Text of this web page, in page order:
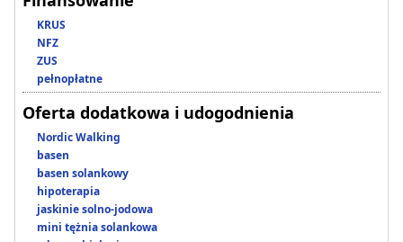
KRUS
NFZ
ZUS
pełnopłatne
Oferta dodatkowa i udogodnienia
Nordic Walking
basen
basen solankowy
hipoterapia
jaskinie solno-jodowa
mini tężnia solankowa